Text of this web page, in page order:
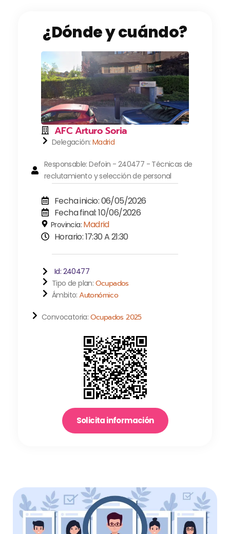
¿Dónde y cuándo?
AFC Arturo Soria
Delegación: Madrid
Responsable: Defoin - 240477 - Técnicas de
reclutamiento y selección de personal
Fecha inicio: 06/05/2026
Fecha final: 10/06/2026
Provincia: Madrid
Horario: 17:30 A 21:30
Id: 240477
Tipo de plan: Ocupados
Ámbito:Autonómico
Convocatoria: Ocupados 2025
Solicita información